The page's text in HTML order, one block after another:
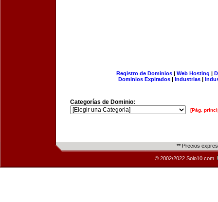
Registro de Dominios| Web Hosting |
Dominios Expirados | Industrias |
Categorías de Dominio:
[Pág.
** Precios
© 2002/2022 Solo10.com